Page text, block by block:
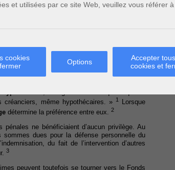
et utilisées par ce site Web, veuillez vous référer
cookies
Options
Accepter
cookies et
2014 un projet de loi augmentant les
le biais d’un privilège accordé aux victimes,
récupérer la créance née d’une condamnation
créanciers, même hypothécaires. » 1 Lorsque
détermine la préférence entre eux. 2
ne bénéficiaient d’aucun privilège. Au
dues pour la défense personnelle du
du fait de l’intervention d’autres
3
peuvent toutefois se tourner vers le Fonds